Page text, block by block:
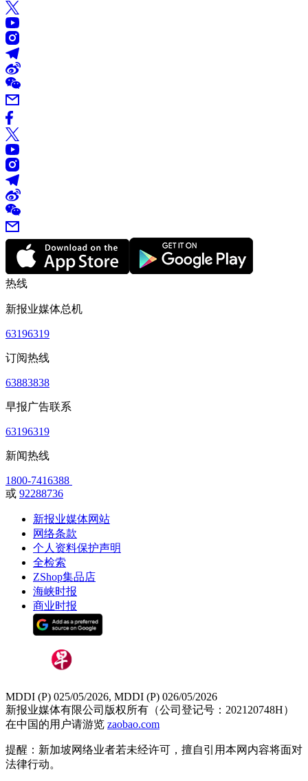
热线
新报业媒体总机
63196319
订阅热线
63883838
早报广告联系
63196319
新闻热线
1800-7416388
或 92288736
新报业媒体网站
网络条款
个人资料保护声明
全检索
ZShop集品店
海峡时报
商业时报
MDDI (P) 025/05/2026, MDDI (P) 026/05/2026
新报业媒体有限公司版权所有（公司登记号：202120748H）
在中国的用户请游览 zaobao.com
提醒：新加坡网络业者若未经许可，擅自引用本网内容将面对
法律行动。